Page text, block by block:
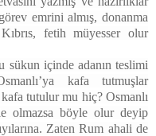
emrini almış, donanma
fetih müyesser olur
sükun içinde adanın teslimi
kafa tutmuşlar
tutulur mu hiç? Osmanlı
olmazsa böyle olur deyip
Zaten Rum ahali de